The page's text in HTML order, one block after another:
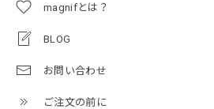
magnifとは？
BLOG
お問い合わせ
ご注文の前に